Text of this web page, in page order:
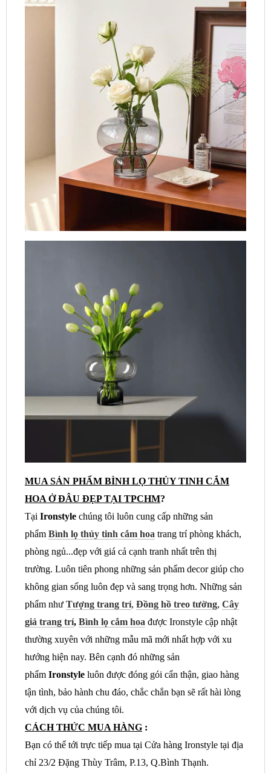
MUA SẢN PHẨM BÌNH LỌ THỦY TINH CẮM
HOA Ở ĐÂU ĐẸP TẠI TPCHM?
Tại Ironstyle chúng tôi luôn cung cấp những sản
phẩm Bình lọ thủy tinh cắm hoa trang trí phòng khách,
phòng ngủ...đẹp với giá cả cạnh tranh nhất trên thị
trường. Luôn tiên phong những sản phẩm decor giúp cho
không gian sống luôn đẹp và sang trọng hơn. Những sản
phẩm như Tượng trang trí, Đồng hồ treo tường, Cây
giả trang trí, Bình lọ cắm hoa được Ironstyle cập nhật
thường xuyên với những mẫu mã mới nhất hợp với xu
hướng hiện nay. Bên cạnh đó những sản
phẩm Ironstyle luôn được đóng gói cẩn thận, giao hàng
tận tình, bảo hành chu đáo, chắc chắn bạn sẽ rất hài lòng
với dịch vụ của chúng tôi.
CÁCH THỨC MUA HÀNG :
Bạn có thể tới trực tiếp mua tại Cửa hàng Ironstyle tại địa
chỉ 23/2 Đặng Thùy Trâm, P.13, Q.Bình Thạnh.